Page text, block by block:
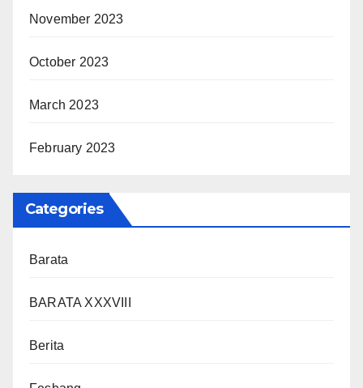
November 2023
October 2023
March 2023
February 2023
Categories
Barata
BARATA XXXVIII
Berita